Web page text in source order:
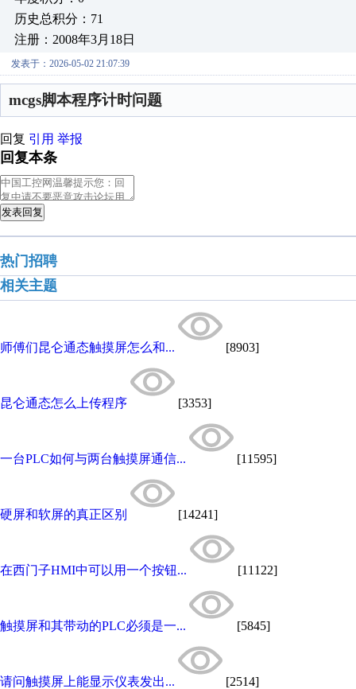
历史总积分：71
注册：2008年3月18日
发表于：2026-05-02 21:07:39
mcgs脚本程序计时问题
回复 引用 举报
回复本条
发表回复
热门招聘
相关主题
师傅们昆仑通态触摸屏怎么和... [8903]
昆仑通态怎么上传程序 [3353]
一台PLC如何与两台触摸屏通信... [11595]
硬屏和软屏的真正区别 [14241]
在西门子HMI中可以用一个按钮... [11122]
触摸屏和其带动的PLC必须是一... [5845]
请问触摸屏上能显示仪表发出... [2514]